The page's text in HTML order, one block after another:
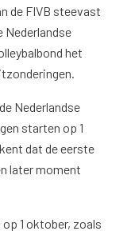
de FIVB steevast
Nederlandse
het
Nederlandse
starten op 1
dat de eerste
later moment
1 oktober, zoals